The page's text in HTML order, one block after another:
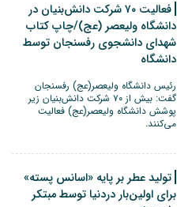
فعالیت ۷۰ شرکت دانش‌بنیان در
دانشگاه ولیعصر (عج)/چاپ کتاب
شهدای دانشجوی رفسنجان توسط
دانشگاه
رئیس دانشگاه ولیعصر(عج) رفسنجان
گفت: بیش از ۷۰ شرکت دانش‌بنیان زیر
پوشش دانشگاه ولیعصر(عج) فعالیت
می‌کنند.
تولید عطر بر پایه «اسانس پسته»
برای اولین‌بار دردنیا توسط مبتکر